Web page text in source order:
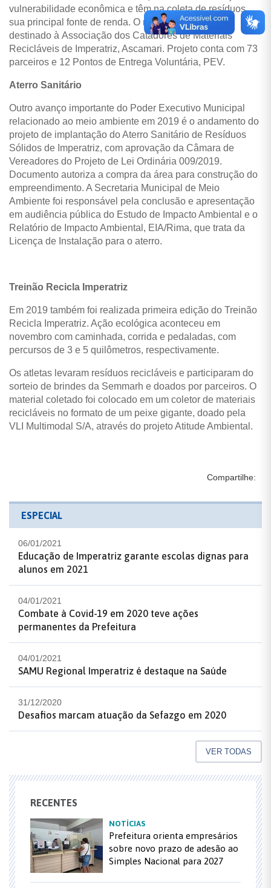
vulnerabilidade econômica e têm na coleta de resíduos
sua principal fonte de renda. O material coletado é
destinado à Associação dos Catadores de Materiais
Recicláveis de Imperatriz, Ascamari. Projeto conta com 73
parceiros e 12 Pontos de Entrega Voluntária, PEV.
Aterro Sanitário
Outro avanço importante do Poder Executivo Municipal
relacionado ao meio ambiente em 2019 é o andamento do
projeto de implantação do Aterro Sanitário de Resíduos
Sólidos de Imperatriz, com aprovação da Câmara de
Vereadores do Projeto de Lei Ordinária 009/2019.
Documento autoriza a compra da área para construção do
empreendimento. A Secretaria Municipal de Meio
Ambiente foi responsável pela conclusão e apresentação
em audiência pública do Estudo de Impacto Ambiental e o
Relatório de Impacto Ambiental, EIA/Rima, que trata da
Licença de Instalação para o aterro.
Treinão Recicla Imperatriz
Em 2019 também foi realizada primeira edição do Treinão
Recicla Imperatriz. Ação ecológica aconteceu em
novembro com caminhada, corrida e pedaladas, com
percursos de 3 e 5 quilômetros, respectivamente.
Os atletas levaram resíduos recicláveis e participaram do
sorteio de brindes da Semmarh e doados por parceiros. O
material coletado foi colocado em um coletor de materiais
recicláveis no formato de um peixe gigante, doado pela
VLI Multimodal S/A, através do projeto Atitude Ambiental.
Compartilhe:
ESPECIAL
06/01/2021
Educação de Imperatriz garante escolas dignas para
alunos em 2021
04/01/2021
Combate à Covid-19 em 2020 teve ações
permanentes da Prefeitura
04/01/2021
SAMU Regional Imperatriz é destaque na Saúde
31/12/2020
Desafios marcam atuação da Sefazgo em 2020
VER TODAS
RECENTES
NOTÍCIAS
Prefeitura orienta empresários
sobre novo prazo de adesão ao
Simples Nacional para 2027